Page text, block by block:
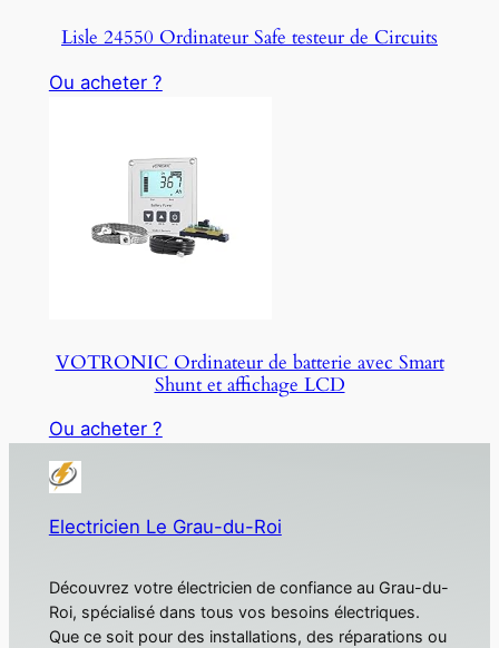
Lisle 24550 Ordinateur Safe testeur de Circuits
Ou acheter ?
VOTRONIC Ordinateur de batterie avec Smart
Shunt et affichage LCD
Ou acheter ?
Electricien Le Grau-du-Roi
Découvrez votre électricien de confiance au Grau-du-
Roi, spécialisé dans tous vos besoins électriques.
Que ce soit pour des installations, des réparations ou